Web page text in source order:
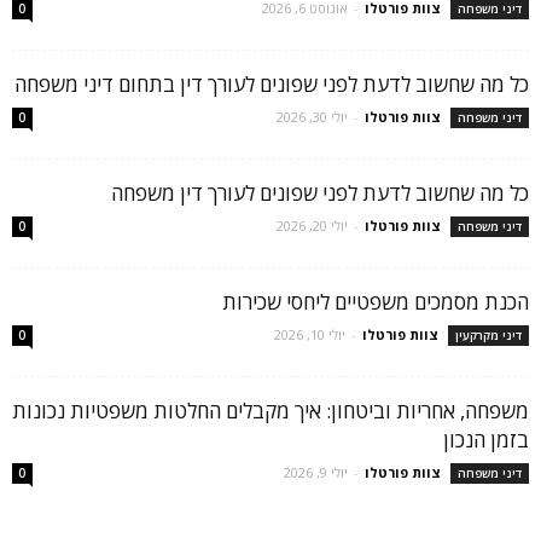
דיני משפחה צוות פורטלו - אוגוסט 6, 2026 0
כל מה שחשוב לדעת לפני שפונים לעורך דין בתחום דיני משפחה
דיני משפחה צוות פורטלו - יולי 30, 2026 0
כל מה שחשוב לדעת לפני שפונים לעורך דין משפחה
דיני משפחה צוות פורטלו - יולי 20, 2026 0
הכנת מסמכים משפטיים ליחסי שכירות
דיני מקרקעין צוות פורטלו - יולי 10, 2026 0
משפחה, אחריות וביטחון: איך מקבלים החלטות משפטיות נכונות
בזמן הנכון
דיני משפחה צוות פורטלו - יולי 9, 2026 0